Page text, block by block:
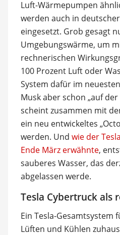
Luft-Wärmepumpen
werden auch in
eingesetzt. Grob gesagt
Umgebungswärme, um
rechnerischen
100 Prozent Luft oder
System dafür im
Musk aber schon „auf
scheint zusammen mit
ein neu entwickeltes
werden. Und wie der
Ende März erwähnte,
sauberes Wasser, das
abgelassen werde.
Tesla Cybertruck als
Ein Tesla-Gesamtsystem
Lüften und Kühlen